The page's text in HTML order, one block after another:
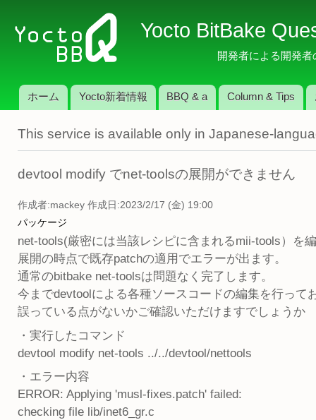
イ
コ
テ
ツ
に
Yocto BitBake
開発者による開発
メインメニュー
ホーム Yocto新着情報 BBQ & a Column & Tips
This service is available only in Japanese-
devtool modify でnet-toolsの展開ができません
作成者:mackey 作成日:2023/2/17 (金) 19:00
パッケージ
net-tools(厳密には当該レシピに含まれるmii-tools）を
展開の時点で既存patchの適用でエラーが出ます。
通常のbitbake net-toolsは問題なく完了します。
今までdevtoolによる各種ソースコードの編集を行っ
誤っている点がないかご確認いただけますでしょうか
・実行したコマンド
devtool modify net-tools ../../devtool/nettools
・エラー内容
ERROR: Applying 'musl-fixes.patch' failed:
checking file lib/inet6_gr.c